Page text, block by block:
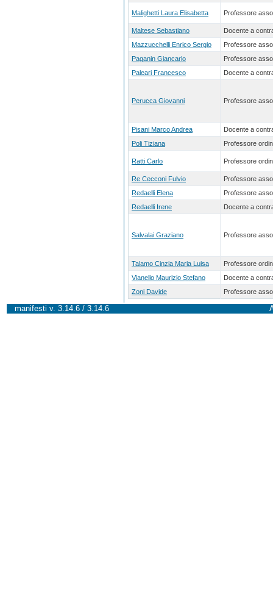
Malighetti Laura Elisabetta Professore
Maltese Sebastiano
Docente a
Mazzucchelli Enrico Sergio
Professore
Paganin Giancarlo
Professore
Paleari Francesco
Docente a
Perucca Giovanni Professore
Pisani Marco Andrea
Docente a
Poli Tiziana
Professore
Ratti Carlo Professore
Re Cecconi Fulvio
Professore
Redaelli Elena
Professore
Redaelli Irene
Docente a
Salvalai Graziano Professore
Talamo Cinzia Maria Luisa
Professore
Vianello Maurizio Stefano
Docente a
Zoni Davide
Professore
manifesti v. 3.14.6 / 3.14.6